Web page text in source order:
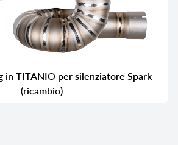
in TITANIO per silenziatore Spark
(ricambio)